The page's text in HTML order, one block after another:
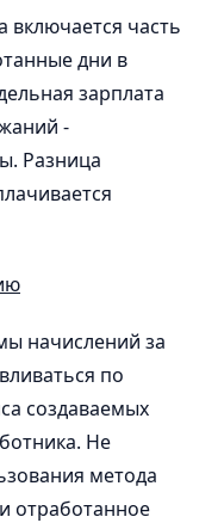
включается часть
дни в
зарплата
-
Разница
начислений за
по
создаваемых
Не
метода
отработанное